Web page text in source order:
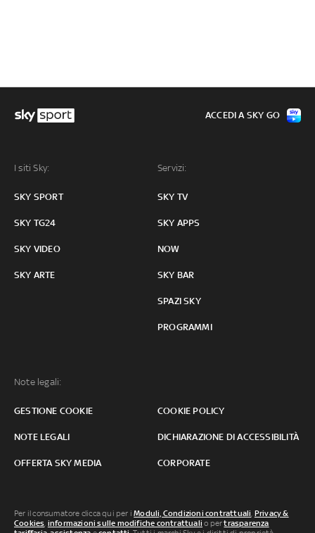
I siti Sky:
SKY SPORT
SKY TG24
SKY VIDEO
SKY ARTE
Servizi:
SKY TV
SKY APPS
NOW
SKY BAR
SPAZI SKY
PROGRAMMI
Note legali:
GESTIONE COOKIE COOKIE POLICY
NOTE LEGALI DICHIARAZIONE DI ACCESSIBILITÀ
OFFERTA SKY MEDIA CORPORATE
ACCEDI A SKY GO
Per il consumatore clicca qui per iModuli, Condizioni contrattuali, Privacy &
Cookies, informazioni sulle modifiche contrattuali o pertrasparenza